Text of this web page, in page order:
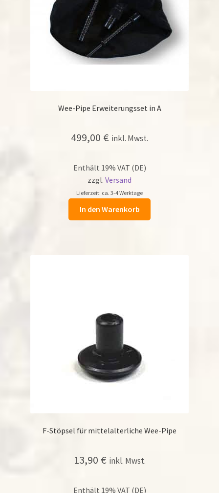
Wee-Pipe Erweiterungsset in A
499,00 € inkl. Mwst.
Enthält 19% VAT (DE)
zzgl. Versand
Lieferzeit: ca. 3-4 Werktage
In den Warenkorb
F-Stöpsel für mittelalterliche Wee-Pipe
13,90 € inkl. Mwst.
Enthält 19% VAT (DE)